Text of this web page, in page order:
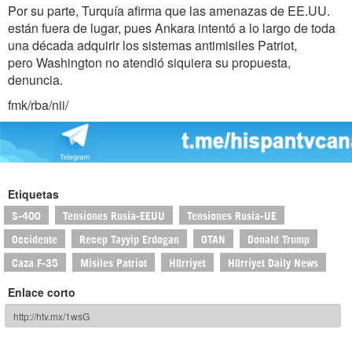
Por su parte, Turquía afirma que las amenazas de EE.UU.
están fuera de lugar, pues Ankara intentó a lo largo de toda
una década adquirir los sistemas antimisiles Patriot,
pero Washington no atendió siquiera su propuesta,
denuncia.
fmk/rba/nii/
Etiquetas
S-400 Tensiones Rusia-EEUU Tensiones Rusia-UE
Occidente Recep Tayyip Erdogan OTAN Donald Trump
Caza F-35 Misiles Patriot Hürriyet Hürriyet Daily News
Enlace corto